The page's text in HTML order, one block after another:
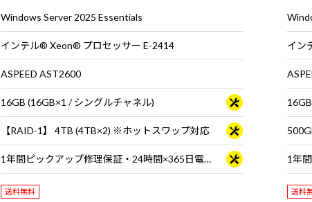
Windows Server 2025 Essentials
インテル® Xeon® プロセッサー E-2414
ASPEED AST2600
16GB (16GB×1 / シングルチャネル)
【RAID-1】 4TB (4TB×2) ※ホットスワップ対応
1年間ピックアップ修理保証・24時間×365日電話サポート
送料無料
イン
送料